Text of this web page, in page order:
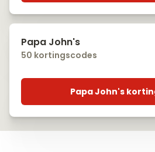
Papa John's
50 kortingscodes
Papa John's